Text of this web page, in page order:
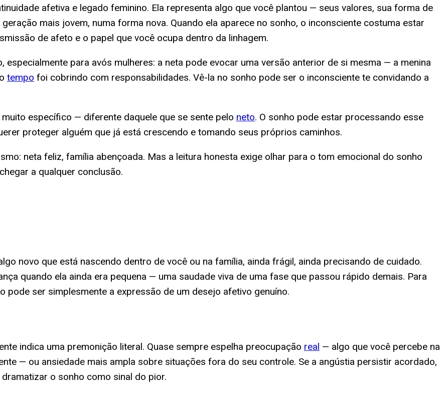
afetiva e legado feminino. Ela representa algo que você plantou — seus valores, sua forma de
mais jovem, numa forma nova. Quando ela aparece no sonho, o inconsciente costuma estar
de afeto e o papel que você ocupa dentro da linhagem.
para avós mulheres: a neta pode evocar uma versão anterior de si mesma — a menina
tempo foi cobrindo com responsabilidades. Vê-la no sonho pode ser o inconsciente te convidando a
específico — diferente daquele que se sente pelo neto. O sonho pode estar processando esse
proteger alguém que já está crescendo e tomando seus próprios caminhos.
neta feliz, família abençoada. Mas a leitura honesta exige olhar para o tom emocional do sonho
a qualquer conclusão.
novo que está nascendo dentro de você ou na família, ainda frágil, ainda precisando de cuidado.
quando ela ainda era pequena — uma saudade viva de uma fase que passou rápido demais. Para
pode ser simplesmente a expressão de um desejo afetivo genuíno.
indica uma premonição literal. Quase sempre espelha preocupação real — algo que você percebe na
— ou ansiedade mais ampla sobre situações fora do seu controle. Se a angústia persistir acordado,
o sonho como sinal do pior.